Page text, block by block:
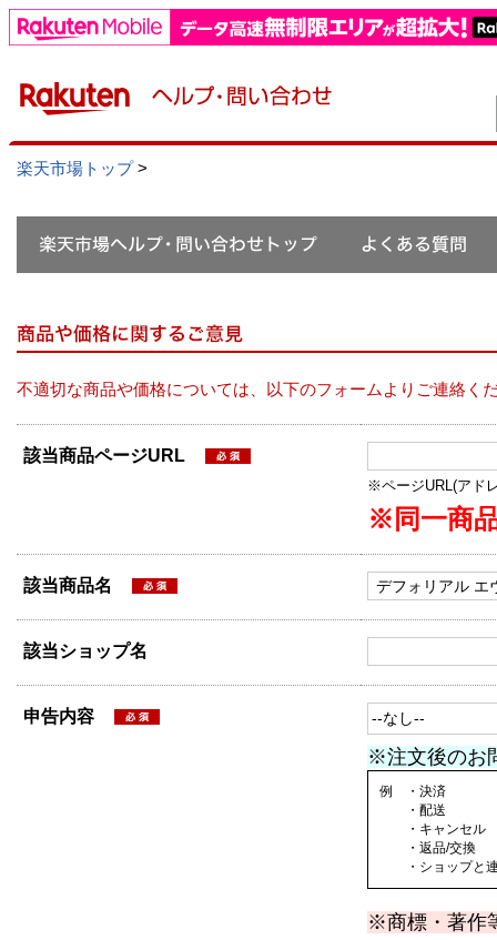
楽天市場トップ>
不適切な商品や価格については、以下のフォームよりご連絡く
該当商品ページURL
※ページURL(アド
※同一商
該当商品名
該当ショップ名
申告内容
※注文後のお
例 ・決済
・配送
・キャンセル
・返品/交換
・ショップと連
※商標・著作